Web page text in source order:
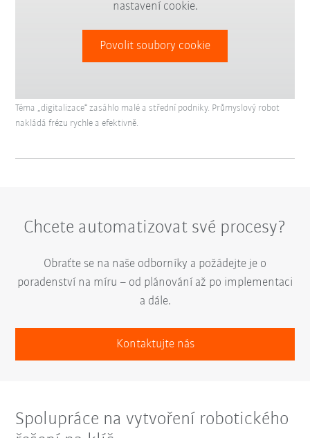
nastavení cookie.
Povolit soubory cookie
Téma „digitalizace“ zasáhlo malé a střední podniky. Průmyslový robot
nakládá frézu rychle a efektivně.
Chcete automatizovat své procesy?
Obraťte se na naše odborníky a požádejte je o
poradenství na míru – od plánování až po implementaci
a dále.
Kontaktujte nás
Spolupráce na vytvoření robotického